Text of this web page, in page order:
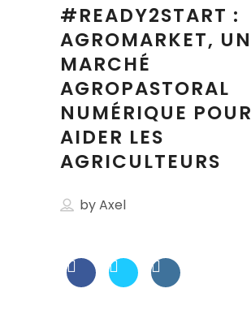
#READY2START :
AGROMARKET, UN
MARCHÉ
AGROPASTORAL
NUMÉRIQUE POUR
AIDER LES
AGRICULTEURS
byAxel